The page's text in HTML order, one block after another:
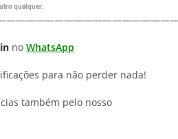
qualquer.
no WhatsApp
para não perder nada!
também pelo nosso